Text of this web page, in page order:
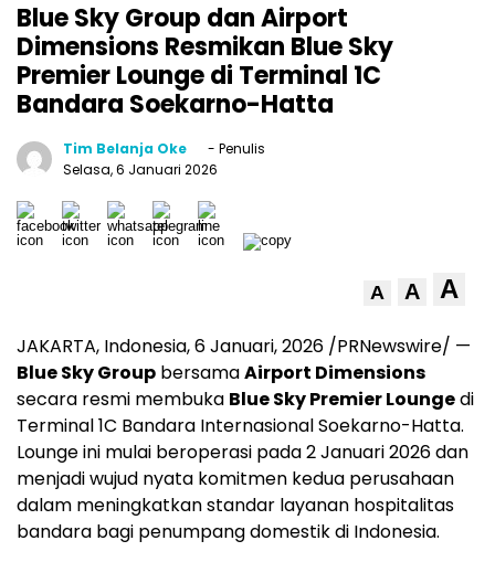
Blue Sky Group dan Airport
Dimensions Resmikan Blue Sky
Premier Lounge di Terminal 1C
Bandara Soekarno-Hatta
Tim Belanja Oke
- Penulis
Selasa, 6 Januari 2026
A A A
JAKARTA, Indonesia,6 Januari, 2026 /PRNewswire/ —
Blue Sky Group bersamaAirport Dimensions
secara resmi membuka Blue Sky Premier Loungedi
Terminal 1C Bandara Internasional Soekarno-Hatta.
Lounge ini mulai beroperasi pada 2 Januari 2026 dan
menjadi wujud nyata komitmen kedua perusahaan
dalam meningkatkan standar layanan hospitalitas
bandara bagi penumpang domestik di Indonesia.